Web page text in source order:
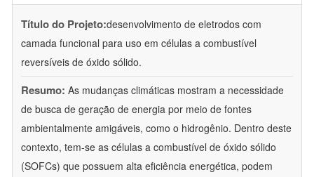
Título do Projeto:desenvolvimento de eletrodos com
camada funcional para uso em células a combustível
reversíveis de óxido sólido.
Resumo: As mudanças climáticas mostram a necessidade
de busca de geração de energia por meio de fontes
ambientalmente amigáveis, como o hidrogênio. Dentro deste
contexto, tem-se as células a combustível de óxido sólido
(SOFCs) que possuem alta eficiência energética, podem